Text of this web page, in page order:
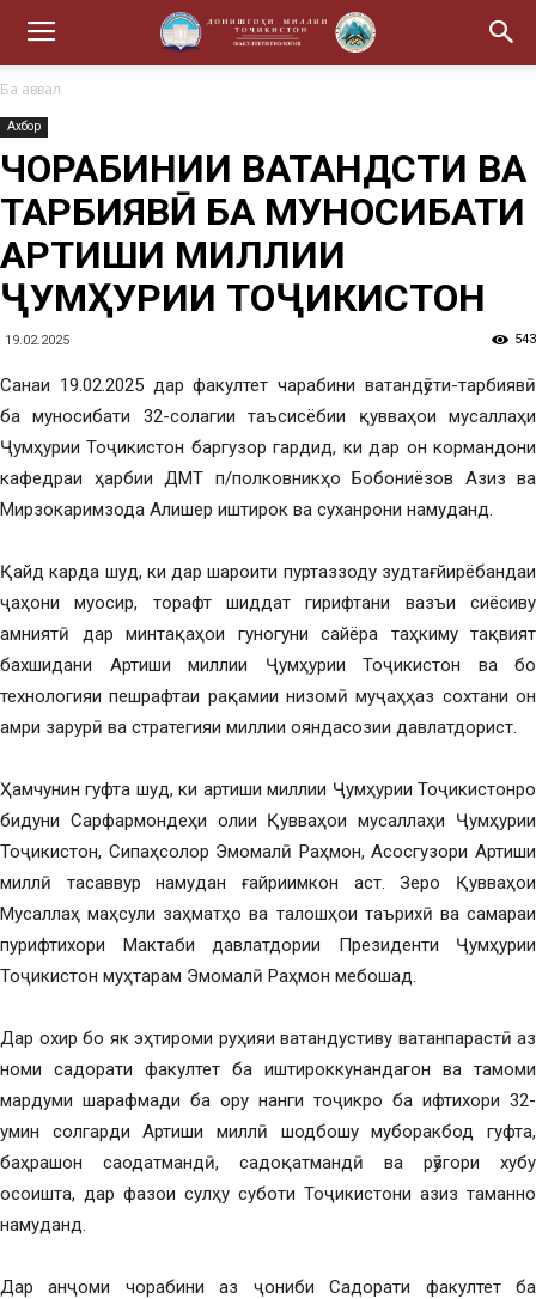
Ба аввал
Ахбор
ЧОРАБИНИИ ВАТАНДӮСТИ ВА
ТАРБИЯВӢ БА МУНОСИБАТИ
АРТИШИ МИЛЛИИ
ҶУМҲУРИИ ТОҶИКИСТОН
19.02.2025 543
Санаи 19.02.2025 дар факултет чарабини ватандӯсти-тарбиявӣ
ба муносибати 32-солагии таъсисёбии қувваҳои мусаллаҳи
Ҷумҳурии Тоҷикистон баргузор гардид, ки дар он кормандони
кафедраи ҳарбии ДМТ п/полковникҳо Бобониёзов Азиз ва
Мирзокаримзода Алишер иштирок ва суханрони намуданд.
Қайд карда шуд, ки дар шароити пуртаззоду зудтағйирёбандаи
ҷаҳони муосир, торафт шиддат гирифтани вазъи сиёсиву
амниятӣ дар минтақаҳои гуногуни сайёра таҳкиму тақвият
бахшидани Артиши миллии Ҷумҳурии Тоҷикистон ва бо
технологияи пешрафтаи рақамии низомӣ муҷаҳҳаз сохтани он
амри зарурӣ ва стратегияи миллии ояндасозии давлатдорист.
Ҳамчунин гуфта шуд, ки артиши миллии Ҷумҳурии Тоҷикистонро
бидуни Сарфармондеҳи олии Қувваҳои мусаллаҳи Ҷумҳурии
Тоҷикистон, Сипаҳсолор Эмомалӣ Раҳмон, Асосгузори Артиши
миллӣ тасаввур намудан ғайриимкон аст. Зеро Қувваҳои
Мусаллаҳ маҳсули заҳматҳо ва талошҳои таърихӣ ва самараи
пурифтихори Мактаби давлатдории Президенти Ҷумҳурии
Тоҷикистон муҳтарам Эмомалӣ Раҳмон мебошад.
Дар охир бо як эҳтироми руҳияи ватандустиву ватанпарастӣ аз
номи садорати факултет ба иштироккунандагон ва тамоми
мардуми шарафмади ба ору нанги тоҷикро ба ифтихори 32-
умин солгарди Артиши миллӣ шодбошу муборакбод гуфта,
баҳрашон саодатмандӣ, садоқатмандӣ ва рӯзгори хубу
осоишта, дар фазои сулҳу суботи Тоҷикистони азиз таманно
намуданд.
Дар анҷоми чорабини аз ҷониби Садорати факултет ба